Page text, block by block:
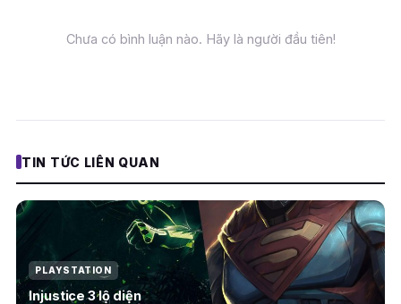
Chưa có bình luận nào. Hãy là người đầu tiên!
TIN TỨC LIÊN QUAN
PLAYSTATION
Injustice 3 lộ diện